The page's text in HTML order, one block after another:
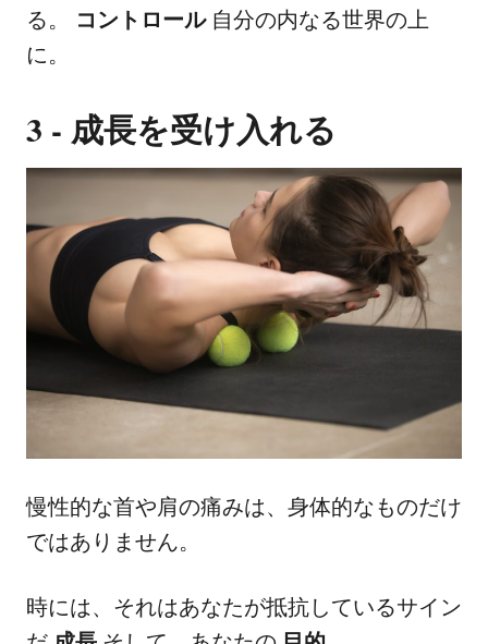
る。
コントロール自分の内なる世界の上
に。
3 - 成長を受け入れる
慢性的な首や肩の痛みは、身体的なものだけ
ではありません。
時には、それはあなたが抵抗しているサイン